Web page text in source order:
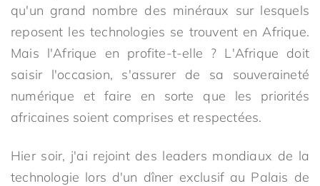
qu'un grand nombre des minéraux sur lesquels
reposent les technologies se trouvent en Afrique.
Mais l'Afrique en profite-t-elle ? L'Afrique doit
saisir l'occasion, s'assurer de sa souveraineté
numérique et faire en sorte que les priorités
africaines soient comprises et respectées.
Hier soir, j'ai rejoint des leaders mondiaux de la
technologie lors d'un dîner exclusif au Palais de